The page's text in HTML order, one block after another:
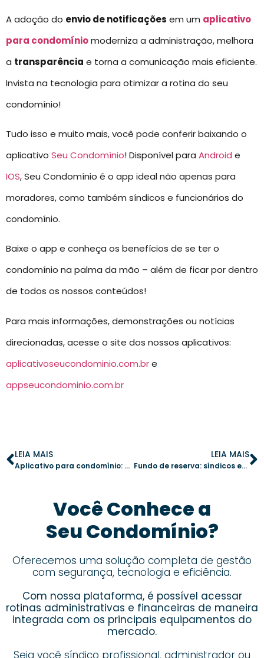
A adoção do envio de notificações em um aplicativo
para condomíniomoderniza a administração, melhora
a transparência e torna a comunicação mais eficiente.
Invista na tecnologia para otimizar a rotina do seu
condomínio!
Tudo isso e muito mais, você pode conferir baixando o
aplicativo Seu Condomínio! Disponível para Android e
IOS, Seu Condomínio é o app ideal não apenas para
moradores, como também síndicos e funcionários do
condomínio.
Baixe o app e conheça os benefícios de se ter o
condomínio na palma da mão – além de ficar por dentro
de todos os nossos conteúdos!
Para mais informações, demonstrações ou notícias
direcionadas, acesse o site dos nossos aplicativos:
aplicativoseucondominio.com.bre
appseucondominio.com.br
LEIA MAIS
Aplicativo para condomínio: como aumentar a transparência financeira na administração
LEIA MAIS
Fundo de reserva: síndicos estão administrando corretamente?
Você Conhece a
Seu Condomínio?
Oferecemos uma solução completa de gestão
com segurança, tecnologia e eficiência.
Com nossa plataforma, é possível acessar
rotinas administrativas e financeiras de maneira
integrada com os principais equipamentos do
mercado.